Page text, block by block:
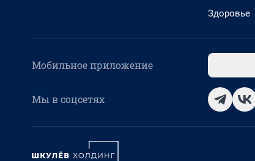
Здоровье
Мобильное приложение
Мы в соцсетях